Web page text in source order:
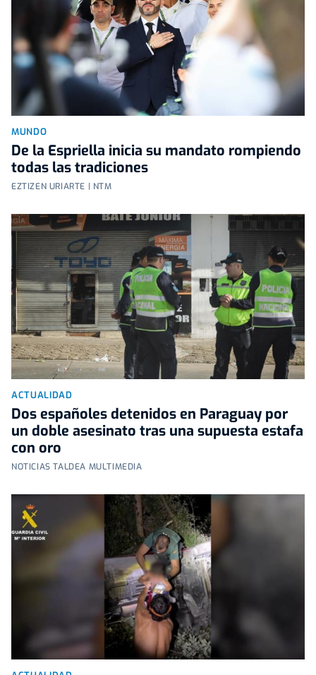
MUNDO
De la Espriella inicia su mandato rompiendo
todas las tradiciones
EZTIZEN URIARTE | NTM
ACTUALIDAD
Dos españoles detenidos en Paraguay por
un doble asesinato tras una supuesta estafa
con oro
NOTICIAS TALDEA MULTIMEDIA